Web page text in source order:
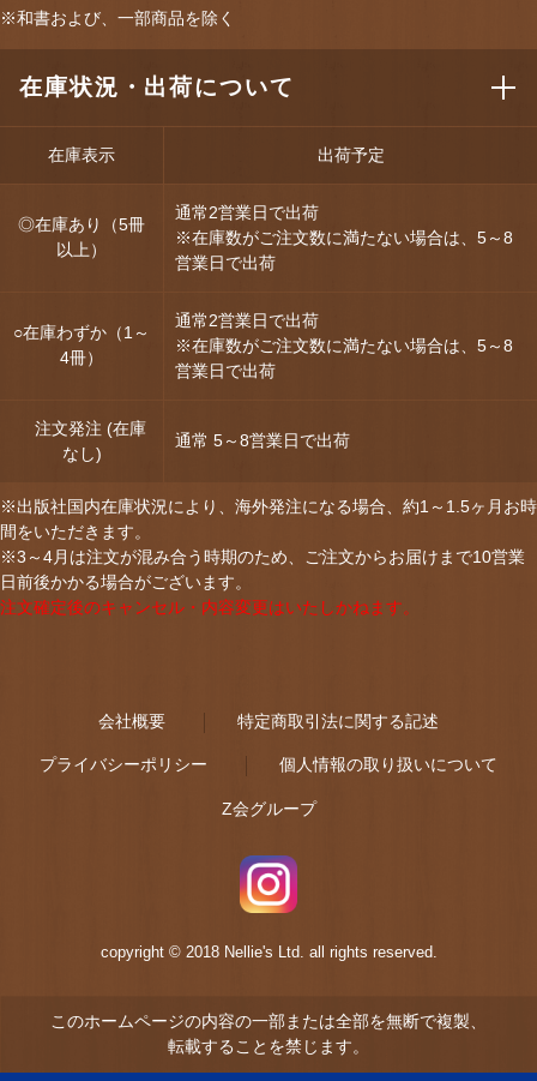
※和書および、一部商品を除く
在庫状況・出荷について
在庫表示 出荷予定
◎在庫あり（5冊
以上）
通常2営業日で出荷
※在庫数がご注文数に満たない場合は、5～8
営業日で出荷
○在庫わずか（1～
4冊）
通常2営業日で出荷
※在庫数がご注文数に満たない場合は、5～8
営業日で出荷
注文発注 (在庫
なし)
通常 5～8営業日で出荷
※出版社国内在庫状況により、海外発注になる場合、約1～1.5ヶ月お時
間をいただきます。
※3～4月は注文が混み合う時期のため、ご注文からお届けまで10営業
日前後かかる場合がございます。
注文確定後のキャンセル・内容変更はいたしかねます。
会社概要 特定商取引法に関する記述
プライバシーポリシー 個人情報の取り扱いについて
Z会グループ
copyright © 2018 Nellie's Ltd. all rights reserved.
このホームページの内容の一部または全部を無断で複製、
転載することを禁じます。